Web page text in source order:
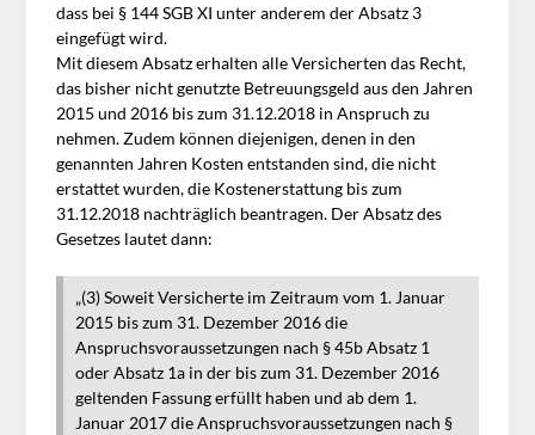
dass bei § 144 SGB XI unter anderem der Absatz 3
eingefügt wird.
Mit diesem Absatz erhalten alle Versicherten das Recht,
das bisher nicht genutzte Betreuungsgeld aus den Jahren
2015 und 2016 bis zum 31.12.2018 in Anspruch zu
nehmen. Zudem können diejenigen, denen in den
genannten Jahren Kosten entstanden sind, die nicht
erstattet wurden, die Kostenerstattung bis zum
31.12.2018 nachträglich beantragen. Der Absatz des
Gesetzes lautet dann:
„(3) Soweit Versicherte im Zeitraum vom 1. Januar
2015 bis zum 31. Dezember 2016 die
Anspruchsvoraussetzungen nach § 45b Absatz 1
oder Absatz 1a in der bis zum 31. Dezember 2016
geltenden Fassung erfüllt haben und ab dem 1.
Januar 2017 die Anspruchsvoraussetzungen nach §